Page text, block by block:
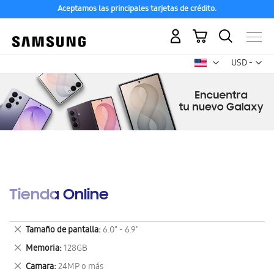
Aceptamos las principales tarjetas de crédito.
USD -
dólar
Mi carrito
Tienda Online
Tamaño de pantalla 6.0" - 6.9"
Eliminar
este
artículo
Memoria 128GB
Eliminar
este
Camara 24MP o más
Eliminar